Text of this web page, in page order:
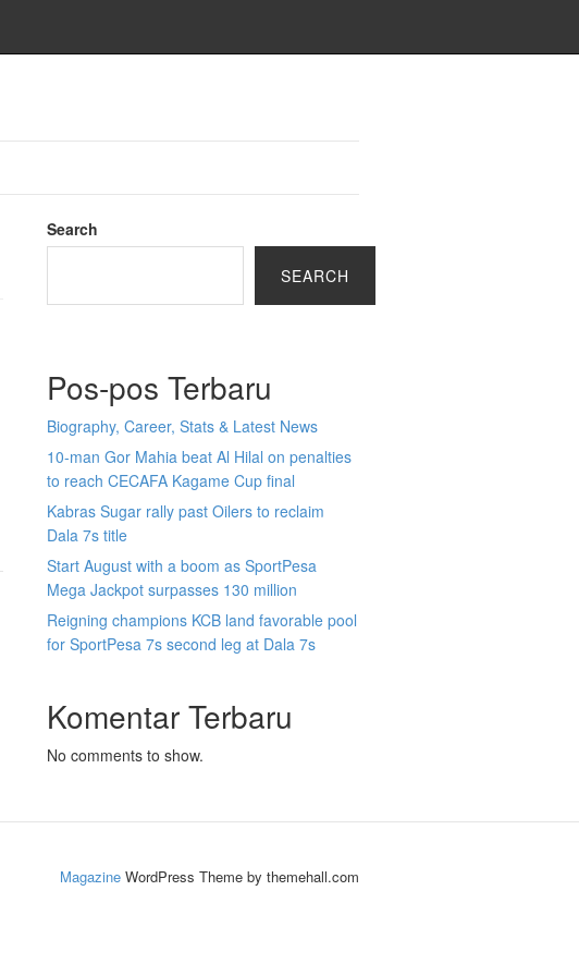
Search
SEARCH
Pos-pos Terbaru
Biography, Career, Stats & Latest News
10-man Gor Mahia beat Al Hilal on penalties
to reach CECAFA Kagame Cup final
Kabras Sugar rally past Oilers to reclaim
Dala 7s title
Start August with a boom as SportPesa
Mega Jackpot surpasses 130 million
Reigning champions KCB land favorable pool
for SportPesa 7s second leg at Dala 7s
Komentar Terbaru
No comments to show.
Magazine WordPress Theme by themehall.com